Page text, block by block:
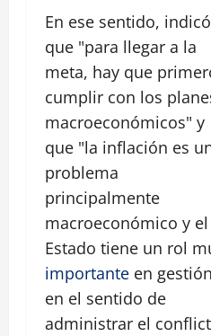
En ese sentido, indicó
que "para llegar a la
meta, hay que
cumplir con los
macroeconómicos" y
que "la inflación es
problema
principalmente
macroeconómico y el
Estado tiene un rol
importante en gestión
en el sentido de
administrar el